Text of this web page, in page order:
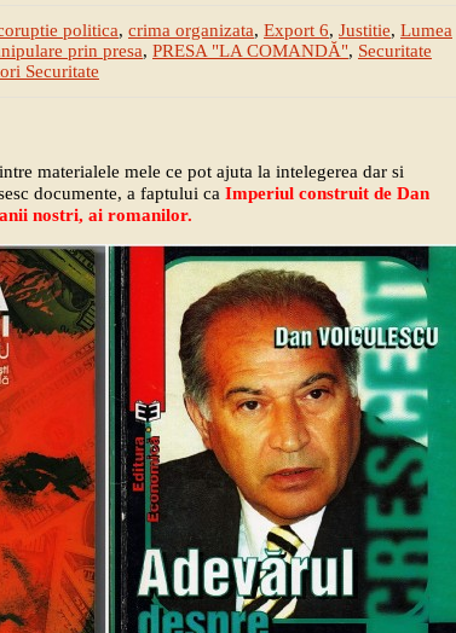
politica, crima organizata, Export 6, Justitie, Lumea
prin presa, PRESA "LA COMANDĂ", Securitate
Securitate
materialele mele ce pot ajuta la intelegerea dar si
documente, a faptului ca Imperiul construit de Dan
nostri, ai romanilor.